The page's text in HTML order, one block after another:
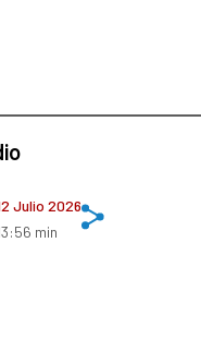
Julio 2026
min